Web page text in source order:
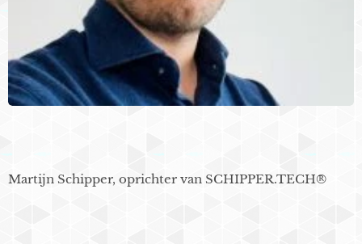
Martijn Schipper, oprichter van SCHIPPER.TECH®